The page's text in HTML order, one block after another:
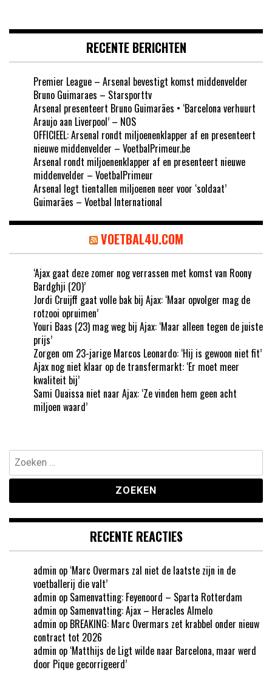
RECENTE BERICHTEN
Premier League – Arsenal bevestigt komst middenvelder
Bruno Guimaraes – Starsporttv
Arsenal presenteert Bruno Guimarães • ‘Barcelona verhuurt
Araujo aan Liverpool’ – NOS
OFFICIEEL: Arsenal rondt miljoenenklapper af en presenteert
nieuwe middenvelder – VoetbalPrimeur.be
Arsenal rondt miljoenenklapper af en presenteert nieuwe
middenvelder – VoetbalPrimeur
Arsenal legt tientallen miljoenen neer voor ‘soldaat’
Guimarães – Voetbal International
VOETBAL4U.COM
‘Ajax gaat deze zomer nog verrassen met komst van Roony
Bardghji (20)’
Jordi Cruijff gaat volle bak bij Ajax: ‘Maar opvolger mag de
rotzooi opruimen’
Youri Baas (23) mag weg bij Ajax: ‘Maar alleen tegen de juiste
prijs’
Zorgen om 23-jarige Marcos Leonardo: ‘Hij is gewoon niet fit’
Ajax nog niet klaar op de transfermarkt: ‘Er moet meer
kwaliteit bij’
Sami Ouaissa niet naar Ajax: ‘Ze vinden hem geen acht
miljoen waard’
Zoeken
naar:
RECENTE REACTIES
admin op ‘Marc Overmars zal niet de laatste zijn in de
voetballerij die valt’
admin op Samenvatting: Feyenoord – Sparta Rotterdam
admin op Samenvatting: Ajax – Heracles Almelo
admin op BREAKING: Marc Overmars zet krabbel onder nieuw
contract tot 2026
admin op ‘Matthijs de Ligt wilde naar Barcelona, maar werd
door Pique gecorrigeerd’